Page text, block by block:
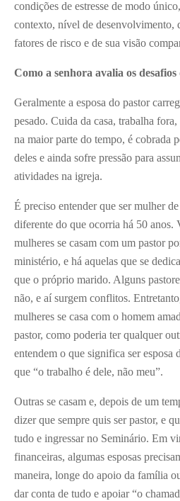
condições de estresse de modo
contexto, nível de desenvolvimento,
fatores de risco e de sua visão
Como a senhora avalia os desafios
Geralmente a esposa do pastor
pesado. Cuida da casa, trabalha
na maior parte do tempo, é cobrada
deles e ainda sofre pressão para
atividades na igreja.
É preciso entender que ser mulher
diferente do que ocorria há 50 anos.
mulheres se casam com um pastor
ministério, e há aquelas que se
que o próprio marido. Alguns
não, e aí surgem conflitos.
mulheres se casa com o homem
pastor, como poderia ter qualquer
entendem o que significa ser esposa
que “o trabalho é dele, não meu”.
Outras se casam e, depois de um
dizer que sempre quis ser pastor, e
tudo e ingressar no Seminário. Em
financeiras, algumas esposas
maneira, longe do apoio da família
dar conta de tudo e apoiar “o